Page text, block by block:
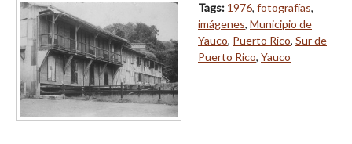
Tags: 1976, fotografías,
imágenes, Municipio de
Yauco, Puerto Rico, Sur de
Puerto Rico, Yauco